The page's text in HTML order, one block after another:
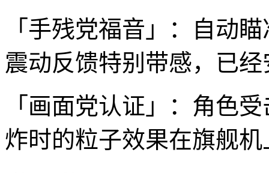
「手残党福音」：自动
震动反馈特别带感，已
「画面党认证」：角色
炸时的粒子效果在旗舰